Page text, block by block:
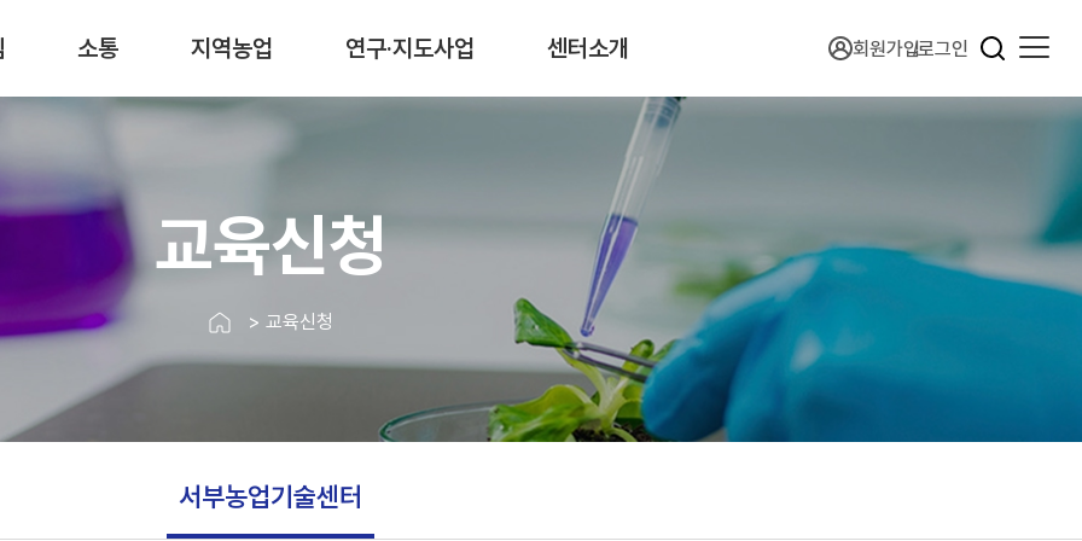
소통 지역농업 연구·지도사업 센터소개 회원가입로그인
교육신청
> 교육신청
서부농업기술센터